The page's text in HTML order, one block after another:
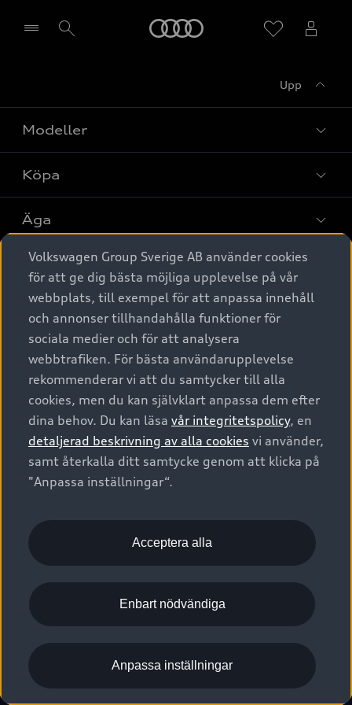
Upp
Modeller
Alla modeller
Elbilar
A6 modellerna
SUV
Avant
Audi Sport
Köpa
Privaterbjudanden
Privatleasing
Nya bilar i lager
Begagnade bilar i lager
Audi approved :plus - så gott som nya
Finansiering
Audi exclusive
Provkörning
Äga
Service & tillbehör
Audi digital services
Originaltillbehör - köp online
Garantier
Försäkring
Digitala manualer för din Audi
Audi Collection – livsstilsartiklar
Vanliga frågor
2G/3G nätet stängs ned - Hur påverkas min bil av detta?
Tjänstebil
Tjänstebil
Business lease online
Företagsleasing
Om Audi Sverige
Kontakta oss
Audi Återförsäljare/-serviceverkstad
myAudi
Pressmeddelanden
Nyhetsbrev
Vårt hållbarhetsarbete
Lediga tjänster huvudkontor
Lediga tjänster hos Audi Återförsäljare
Kommentar till mediauppgifter om dataläcka
© 2026 AUDI SVERIGE. All Rights Reserved.
Utgivare Juridiskt
Juridiskt Audi AG
Juridiskt Audi Digital Giveaway
Anpassa inställningar för cookies
Visselblåsarkanaler
Volkswagen Group Sverige AB använder cookies
för att ge dig bästa möjliga upplevelse på vår
webbplats, till exempel för att anpassa innehåll
och annonser tillhandahålla funktioner för
sociala medier och för att analysera
webbtrafiken. För bästa användarupplevelse
rekommenderar vi att du samtycker till alla
cookies, men du kan självklart anpassa dem efter
dina behov. Du kan läsa vår integritetspolicy, en
detaljerad beskrivning av alla cookies vi använder,
samt återkalla ditt samtycke genom att klicka på
"Anpassa inställningar“.
Acceptera alla
Enbart nödvändiga
Anpassa inställningar